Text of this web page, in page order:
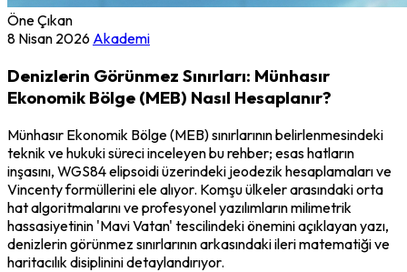
Öne Çıkan
8 Nisan 2026 Akademi
Denizlerin Görünmez Sınırları: Münhasır
Ekonomik Bölge (MEB) Nasıl Hesaplanır?
Münhasır Ekonomik Bölge (MEB) sınırlarının belirlenmesindeki
teknik ve hukuki süreci inceleyen bu rehber; esas hatların
inşasını, WGS84 elipsoidi üzerindeki jeodezik hesaplamaları ve
Vincenty formüllerini ele alıyor. Komşu ülkeler arasındaki orta
hat algoritmalarını ve profesyonel yazılımların milimetrik
hassasiyetinin 'Mavi Vatan' tescilindeki önemini açıklayan yazı,
denizlerin görünmez sınırlarının arkasındaki ileri matematiği ve
haritacılık disiplinini detaylandırıyor.